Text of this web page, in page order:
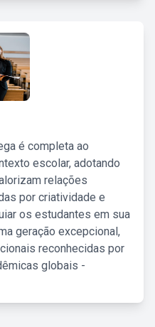
é completa ao
escolar, adotando
relações
por criatividade e
os estudantes em sua
geração excepcional,
reconhecidas por
globais -